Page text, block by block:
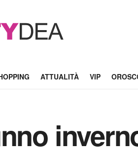
ATTUALITÀ VIP